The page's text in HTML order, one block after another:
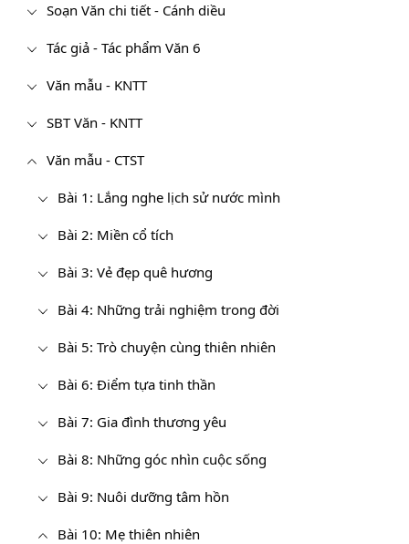
Soạn Văn chi tiết - Cánh diều
Tác giả - Tác phẩm Văn 6
Văn mẫu - KNTT
SBT Văn - KNTT
Văn mẫu - CTST
Bài 1: Lắng nghe lịch sử nước mình
Bài 2: Miền cổ tích
Bài 3: Vẻ đẹp quê hương
Bài 4: Những trải nghiệm trong đời
Bài 5: Trò chuyện cùng thiên nhiên
Bài 6: Điểm tựa tinh thần
Bài 7: Gia đình thương yêu
Bài 8: Những góc nhìn cuộc sống
Bài 9: Nuôi dưỡng tâm hồn
Bài 10: Mẹ thiên nhiên